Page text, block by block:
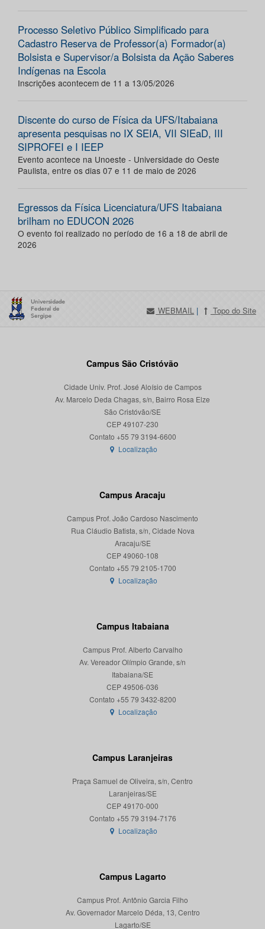
Processo Seletivo Público Simplificado para
Cadastro Reserva de Professor(a) Formador(a)
Bolsista e Supervisor/a Bolsista da Ação Saberes
Indígenas na Escola
Inscrições acontecem de 11 a 13/05/2026
Discente do curso de Física da UFS/Itabaiana
apresenta pesquisas no IX SEIA, VII SIEaD, III
SIPROFEI e I IEEP
Evento acontece na Unoeste - Universidade do Oeste
Paulista, entre os dias 07 e 11 de maio de 2026
Egressos da Física Licenciatura/UFS Itabaiana
brilham no EDUCON 2026
O evento foi realizado no período de 16 a 18 de abril de
2026
WEBMAIL | Topo do Site
Campus São Cristóvão
Cidade Univ. Prof. José Aloísio de Campos
Av. Marcelo Deda Chagas, s/n, Bairro Rosa Elze
São Cristóvão/SE
CEP 49107-230
Localização
Campus Aracaju
Campus Prof. João Cardoso Nascimento
Rua Cláudio Batista, s/n, Cidade Nova
Aracaju/SE
CEP 49060-108
Localização
Campus Itabaiana
Campus Prof. Alberto Carvalho
Av. Vereador Olímpio Grande, s/n
Itabaiana/SE
CEP 49506-036
Localização
Campus Laranjeiras
Praça Samuel de Oliveira, s/n, Centro
Laranjeiras/SE
CEP 49170-000
Localização
Campus Lagarto
Campus Prof. Antônio Garcia Filho
Av. Governador Marcelo Déda, 13, Centro
Lagarto/SE